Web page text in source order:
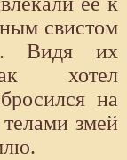
свистом
Видя их
хотел
на
змей